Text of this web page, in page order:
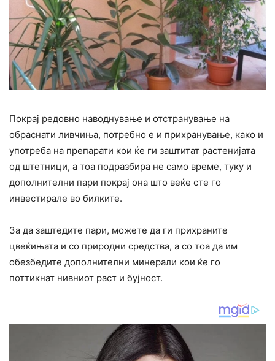
Покрај редовно наводнување и отстранување на
обраснати ливчиња, потребно е и прихранување, како и
употреба на препарати кои ќе ги заштитат растенијата
од штетници, а тоа подразбира не само време, туку и
дополнителни пари покрај она што веќе сте го
инвестирале во билките.
За да заштедите пари, можете да ги прихраните
цвеќињата и со природни средства, а со тоа да им
обезбедите дополнителни минерали кои ќе го
поттикнат нивниот раст и бујност.